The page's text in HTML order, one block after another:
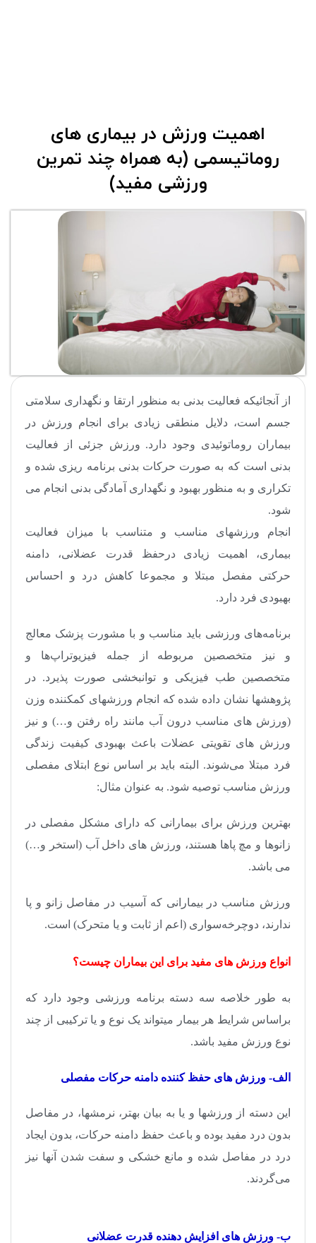
اهمیت ورزش در بیماری های
روماتیسمی (به همراه چند تمرین
ورزشی مفید)
از آنجائیکه فعالیت بدنی به منظور ارتقا و نگهداری سلامتی
جسم است، دلایل منطقی زیادی برای انجام ورزش در
بیماران روماتوئیدی وجود دارد. ورزش جزئی از فعالیت
بدنی است که به صورت حرکات بدنی برنامه ریزی شده و
تکراری و به منظور بهبود و نگهداری آمادگی بدنی انجام می
شود.
انجام ورزش­های مناسب و متناسب با میزان فعالیت
بیماری، اهمیت زیادی درحفظ قدرت عضلانی، دامنه
حرکتی مفصل مبتلا و مجموعا کاهش درد و احساس
بهبودی فرد دارد.
برنامه‌های ورزشی باید مناسب و با مشورت پزشک معالج
و نیز متخصصین مربوطه از جمله فیزیوتراپ‌ها و
متخصصین طب فیزیکی و توانبخشی صورت پذیرد. در
پژوهش­ها نشان داده شده که انجام ورزش­های کم­کننده وزن
(ورزش های مناسب درون آب مانند راه رفتن و…) و نیز
ورزش های تقویتی عضلات باعث بهبودی کیفیت زندگی
فرد مبتلا می‌شوند. البته باید بر اساس نوع ابتلای مفصلی
ورزش مناسب توصیه شود. به عنوان مثال:
بهترین ورزش برای بیمارانی که دارای مشکل مفصلی در
زانوها و مچ پاها هستند، ورزش های داخل آب (استخر و…)
می باشد.
ورزش مناسب در بیمارانی که آسیب در مفاصل زانو و پا
ندارند، دوچرخه‌سواری (اعم از ثابت و یا متحرک) است.
انواع ورزش های مفید برای این بیماران چیست؟
به طور خلاصه سه دسته برنامه ورزشی وجود دارد که
براساس شرایط هر بیمار می­تواند یک نوع و یا ترکیبی از چند
نوع ورزش­ مفید باشد.
الف- ورزش های حفظ کننده دامنه حرکات مفصلی
این دسته از ورزش­ها و یا به بیان بهتر، نرمش­ها، در مفاصل
بدون درد مفید بوده و باعث حفظ دامنه حرکات، بدون ایجاد
درد در مفاصل شده و مانع خشکی و سفت شدن آنها نیز
می‌گردند.
ب- ورزش های افزایش دهنده قدرت عضلانی